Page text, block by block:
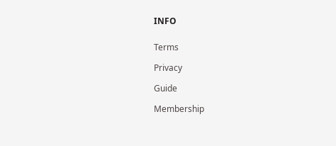
INFO
Terms
Privacy
Guide
Membership